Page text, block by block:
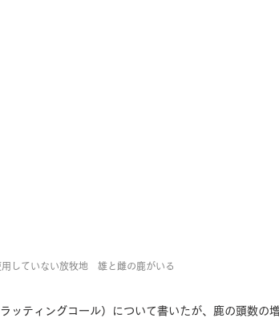
用していない放牧地　雄と雌の鹿がいる
ッティングコール）について書いたが、鹿の頭数の